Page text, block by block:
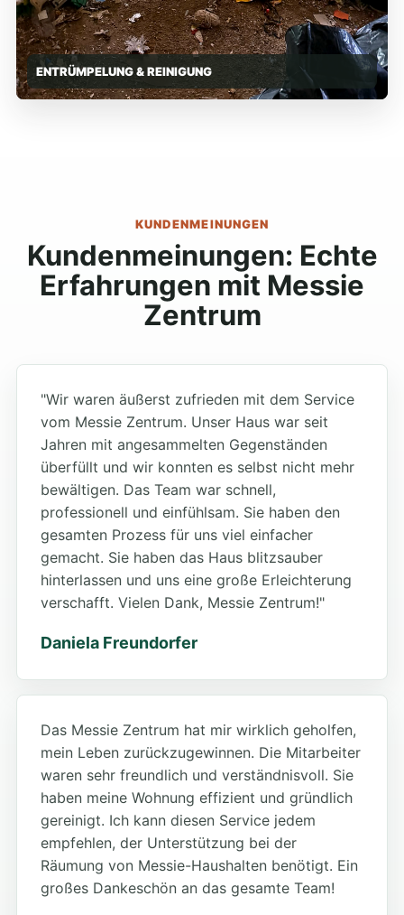
ENTRÜMPELUNG & REINIGUNG
KUNDENMEINUNGEN
Kundenmeinungen: Echte
Erfahrungen mit Messie
Zentrum
"Wir waren äußerst zufrieden mit dem Service
vom Messie Zentrum. Unser Haus war seit
Jahren mit angesammelten Gegenständen
überfüllt und wir konnten es selbst nicht mehr
bewältigen. Das Team war schnell,
professionell und einfühlsam. Sie haben den
gesamten Prozess für uns viel einfacher
gemacht. Sie haben das Haus blitzsauber
hinterlassen und uns eine große Erleichterung
verschafft. Vielen Dank, Messie Zentrum!"
Daniela Freundorfer
Das Messie Zentrum hat mir wirklich geholfen,
mein Leben zurückzugewinnen. Die Mitarbeiter
waren sehr freundlich und verständnisvoll. Sie
haben meine Wohnung effizient und gründlich
gereinigt. Ich kann diesen Service jedem
empfehlen, der Unterstützung bei der
Räumung von Messie-Haushalten benötigt. Ein
großes Dankeschön an das gesamte Team!